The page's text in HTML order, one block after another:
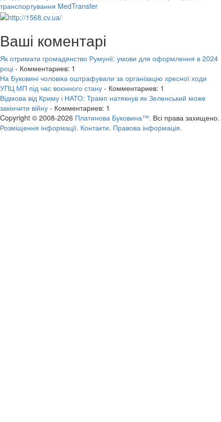
транспортування MedTransfer
Ваші коментарі
Як отримати громадянство Румунії: умови для оформлення в 2024
році - Комментариев: 1
На Буковині чоловіка оштрафували за організацію хресної ходи
УПЦ МП під час воєнного стану - Комментариев: 1
Відмова від Криму і НАТО: Трамп натякнув як Зеленський може
закінчити війну - Комментариев: 1
Copyright © 2008-2026 Платинова Буковина™. Всі права захищено.
Розміщення інформації. Контакти. Правова інформація.